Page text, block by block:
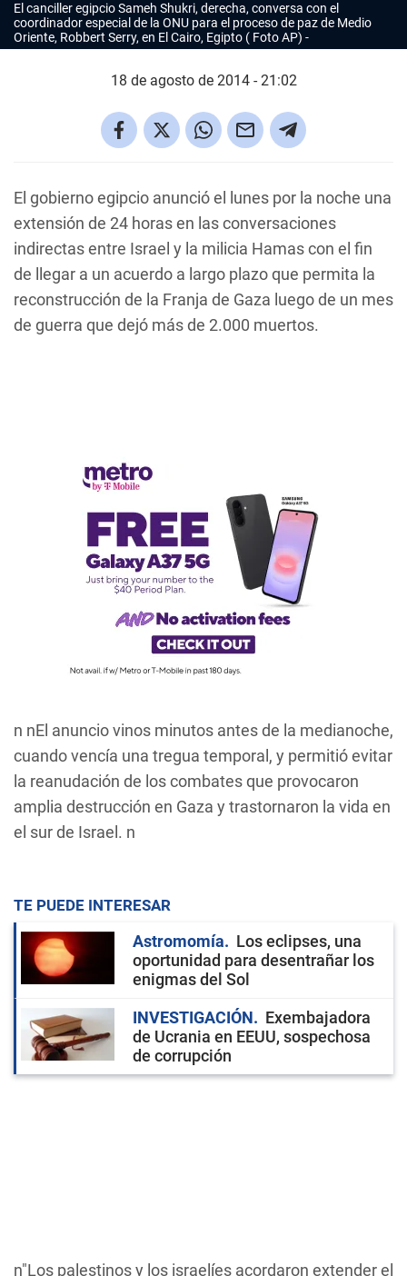
El canciller egipcio Sameh Shukri, derecha, conversa con el
coordinador especial de la ONU para el proceso de paz de Medio
Oriente, Robbert Serry, en El Cairo, Egipto ( Foto AP)
18 de agosto de 2014 - 21:02
El gobierno egipcio anunció el lunes por la noche una
extensión de 24 horas en las conversaciones
indirectas entre Israel y la milicia Hamas con el fin
de llegar a un acuerdo a largo plazo que permita la
reconstrucción de la Franja de Gaza luego de un mes
de guerra que dejó más de 2.000 muertos.
n nEl anuncio vinos minutos antes de la medianoche,
cuando vencía una tregua temporal, y permitió evitar
la reanudación de los combates que provocaron
amplia destrucción en Gaza y trastornaron la vida en
el sur de Israel. n
TE PUEDE INTERESAR
Astromomía
Los eclipses, una
oportunidad para desentrañar los
enigmas del Sol
INVESTIGACIÓN
Exembajadora
de Ucrania en EEUU, sospechosa
de corrupción
n"Los palestinos y los israelíes acordaron extender el